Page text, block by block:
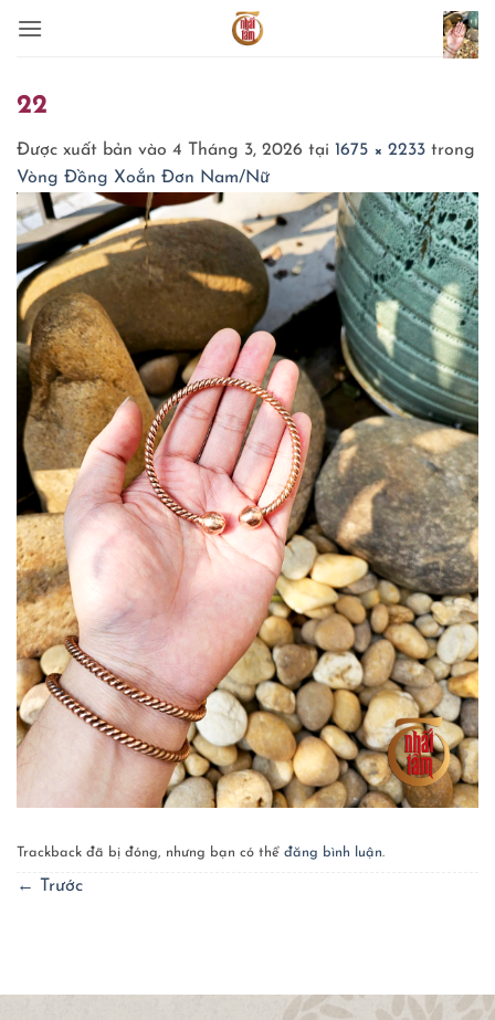
qua
dung
22
Được xuất bản vào 4 Tháng 3, 2026 tại 1675 × 2233 trong
Vòng Đồng Xoắn Đơn Nam/Nữ
Trackback đã bị đóng, nhưng bạn có thể đăng bình luận.
← Trước